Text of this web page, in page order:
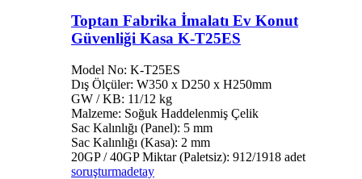
Toptan Fabrika İmalatı Ev Konut
Güvenliği Kasa K-T25ES
Model No: K-T25ES
Dış Ölçüler: W350 x D250 x H250mm
GW / KB: 11/12 kg
Malzeme: Soğuk Haddelenmiş Çelik
Sac Kalınlığı (Panel): 5 mm
Sac Kalınlığı (Kasa): 2 mm
20GP / 40GP Miktar (Paletsiz): 912/1918 adet
soruşturmadetay